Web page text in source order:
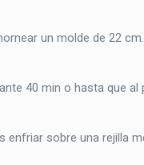
un molde de 22
40 min o hasta que
enfriar sobre una rejilla